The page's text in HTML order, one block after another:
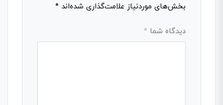
بخش‌های موردنیاز علامت‌گذاری شده‌اند *
دیدگاه شما *